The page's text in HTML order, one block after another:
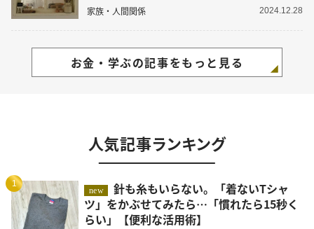
家族・人間関係 2024.12.28
お金・学ぶの記事をもっと見る
人気記事ランキング
1
new
針も糸もいらない。「着ないTシャ
ツ」をかぶせてみたら…「慣れたら15秒く
らい」【便利な活用術】